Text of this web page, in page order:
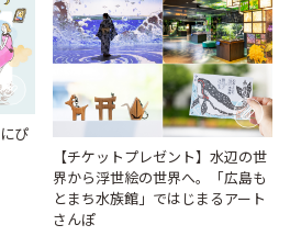
ぴ
【チケットプレゼント】水辺の世
界から浮世絵の世界へ。「広島も
とまち水族館」ではじまるアート
さんぽ